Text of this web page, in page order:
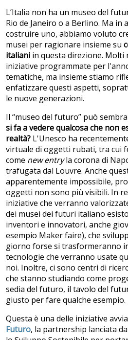
L’Italia non ha un museo del
Rio de Janeiro o a Berlino. Ma in
costruire uno, abbiamo voluto
musei per ragionare insieme su
italiani in questa direzione. Molti
iniziative programmate per
tematiche, ma insieme stiamo
enfatizzare questi aspetti,
le nuove generazioni.
Il “museo del futuro” può
si fa a vedere qualcosa che non
realtà? L'Unesco ha
virtuale di oggetti rubati, tra cui
come new entryla corona di
trafugata dal Louvre. Anche
apparentemente impossibile,
oggetti non sono più visibili. In
iniziative che verranno
dei musei dei futuri italiano
inventori e innovatori, anche
esempio Maker faire), che
giorno forse si trasformeranno
tecnologie che verranno usate
noi. Inoltre, ci sono centri di
che stanno studiando come
sedia del futuro, il tavolo del
giusto per fare qualche esempio.
Questa è una delle iniziative
Futuro, la partnership lanciata